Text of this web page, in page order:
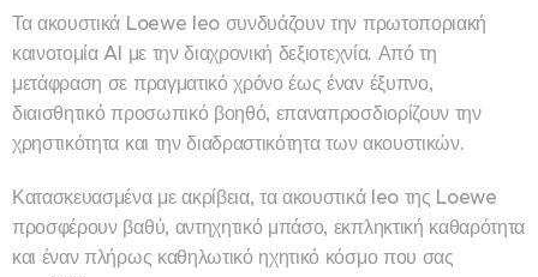
Τα ακουστικά Loewe leo συνδυάζουν την πρωτοποριακή
καινοτομία AI με την διαχρονική δεξιοτεχνία. Από τη
μετάφραση σε πραγματικό χρόνο έως έναν έξυπνο,
διαισθητικό προσωπικό βοηθό, επαναπροσδιορίζουν την
χρηστικότητα και την διαδραστικότητα των ακουστικών.
Κατασκευασμένα με ακρίβεια, τα ακουστικά leo της Loewe
προσφέρουν βαθύ, αντηχητικό μπάσο, εκπληκτική καθαρότητα
και έναν πλήρως καθηλωτικό ηχητικό κόσμο που σας